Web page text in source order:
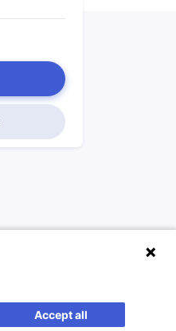
Accept all